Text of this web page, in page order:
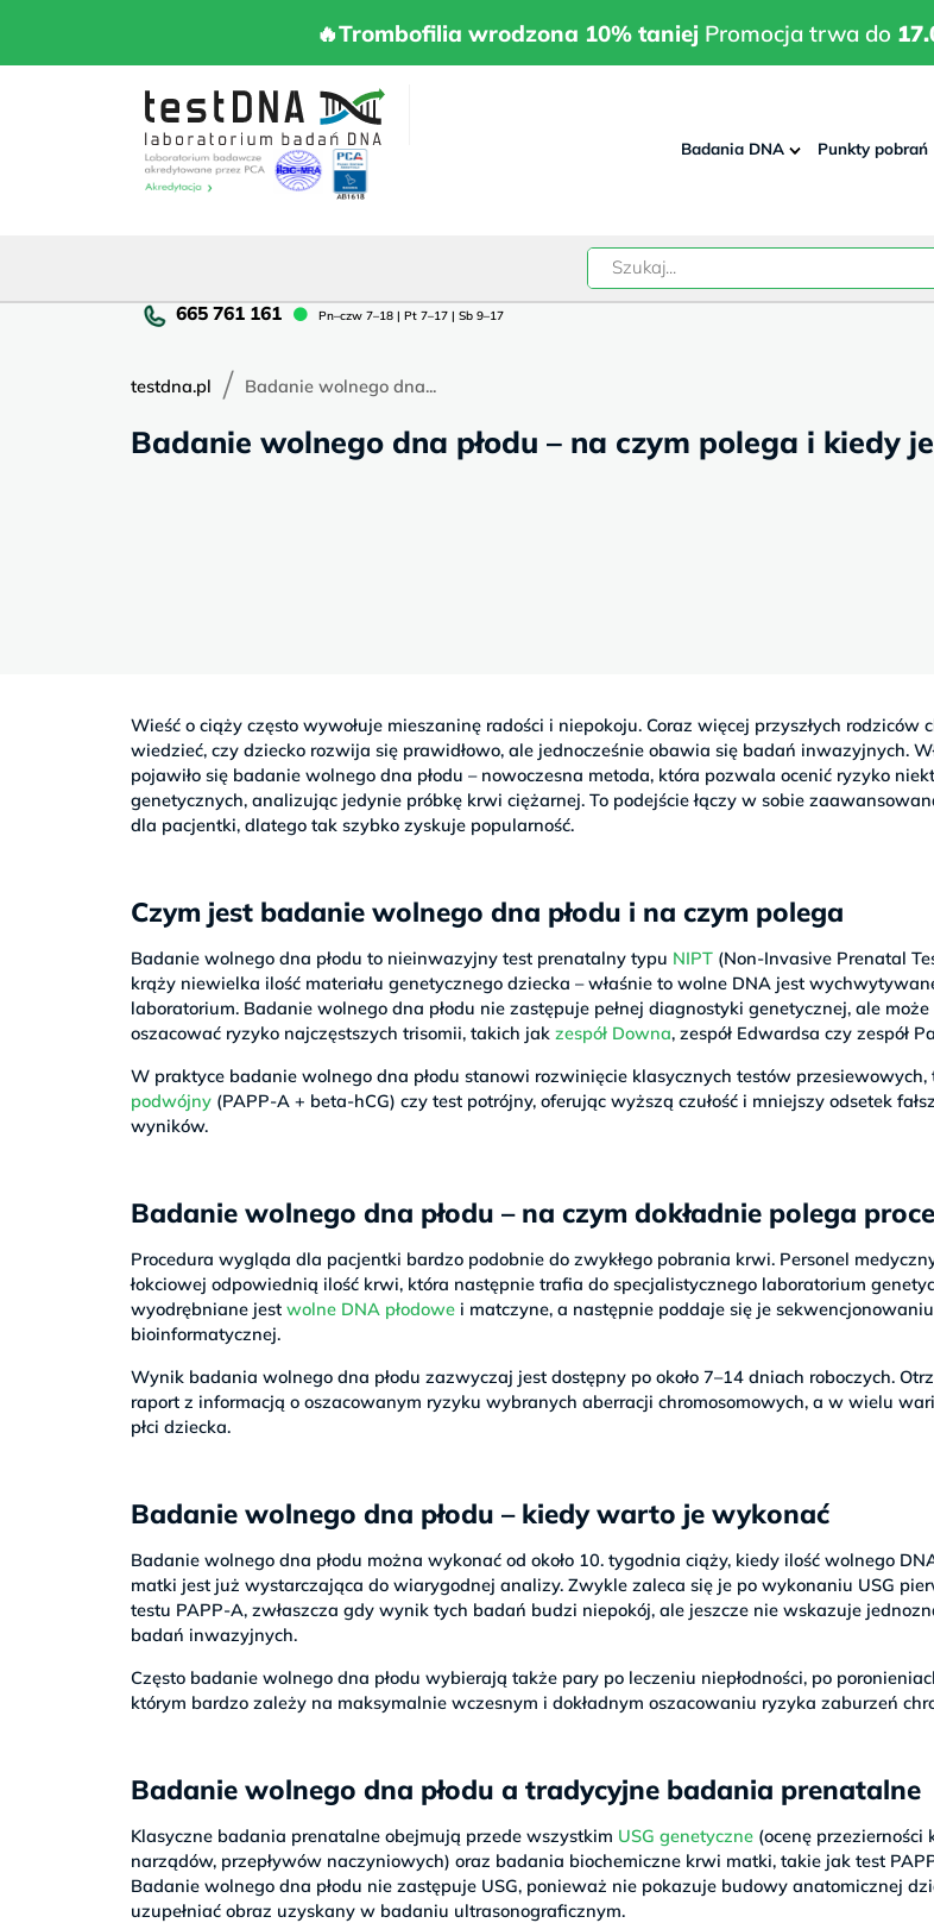
🔥Trombofilia wrodzona 10% taniej Promocja trwa do
🔥Trombofilia wrodzona 10% taniej Promocja trwa do 17.08.
Pn–czw 7–18 | Pt 7–17 | Sb 9–17Pn–
Pt
7–
Badania DNA Punkty pobrań
testdna.pl / Badanie wolnego dna...
Badanie wolnego dna płodu – na czym polega i kiedy
Wieść o ciąży często wywołuje mieszaninę radości i niepokoju. Coraz więcej przyszłych rodziców
wiedzieć, czy dziecko rozwija się prawidłowo, ale jednocześnie obawia się badań inwazyjnych.
pojawiło się badanie wolnego dna płodu – nowoczesna metoda, która pozwala ocenić ryzyko
genetycznych, analizując jedynie próbkę krwi ciężarnej. To podejście łączy w sobie
dla pacjentki, dlatego tak szybko zyskuje popularność.
Czym jest badanie wolnego dna płodu i na czym polega
Badanie wolnego dna płodu to nieinwazyjny test prenatalny typu NIPT (Non-Invasive Prenatal
krąży niewielka ilość materiału genetycznego dziecka – właśnie to wolne DNA jest
laboratorium. Badanie wolnego dna płodu nie zastępuje pełnej diagnostyki genetycznej, ale
oszacować ryzyko najczęstszych trisomii, takich jakzespół Downa, zespół Edwardsa czy zespół
W praktyce badanie wolnego dna płodu stanowi rozwinięcie klasycznych testów
podwójny (PAPP-A + beta-hCG) czy test potrójny, oferując wyższą czułość i mniejszy odsetek
wyników.
Badanie wolnego dna płodu – na czym dokładnie polega
Procedura wygląda dla pacjentki bardzo podobnie do zwykłego pobrania krwi. Personel
łokciowej odpowiednią ilość krwi, która następnie trafia do specjalistycznego laboratorium
wyodrębniane jestwolne DNA płodowe i matczyne, a następnie poddaje się je
bioinformatycznej.
Wynik badania wolnego dna płodu zazwyczaj jest dostępny po około 7–14 dniach roboczych.
raport z informacją o oszacowanym ryzyku wybranych aberracji chromosomowych, a w wielu
płci dziecka.
Badanie wolnego dna płodu – kiedy warto je wykonać
Badanie wolnego dna płodu można wykonać od około 10. tygodnia ciąży, kiedy ilość wolnego
matki jest już wystarczająca do wiarygodnej analizy. Zwykle zaleca się je po wykonaniu USG
testu PAPP-A, zwłaszcza gdy wynik tych badań budzi niepokój, ale jeszcze nie wskazuje
badań inwazyjnych.
Często badanie wolnego dna płodu wybierają także pary po leczeniu niepłodności, po
którym bardzo zależy na maksymalnie wczesnym i dokładnym oszacowaniu ryzyka zaburzeń
Badanie wolnego dna płodu a tradycyjne badania prenatalne
Klasyczne badania prenatalne obejmują przede wszystkim USG genetyczne (ocenę
narządów, przepływów naczyniowych) oraz badania biochemiczne krwi matki, takie jak test
Badanie wolnego dna płodu nie zastępuje USG, ponieważ nie pokazuje budowy anatomicznej
uzupełniać obraz uzyskany w badaniu ultrasonograficznym.